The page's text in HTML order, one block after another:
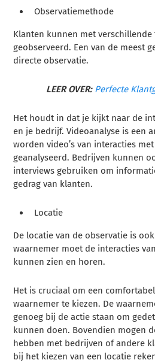
Observatiemethode
Klanten kunnen met
geobserveerd. Een van de meest
directe observatie.
LEER OVER: Perfecte
Het houdt in dat je kijkt naar de
en je bedrijf. Videoanalyse is een
worden video’s van interacties
geanalyseerd. Bedrijven kunnen
interviews gebruiken om
gedrag van klanten.
Locatie
De locatie van de observatie is
waarnemer moet de interacties
kunnen zien en horen.
Het is cruciaal om een
waarnemer te kiezen. De
genoeg bij de actie staan om
kunnen doen. Bovendien mogen
hebben met bedrijven of andere
bij het kiezen van een locatie